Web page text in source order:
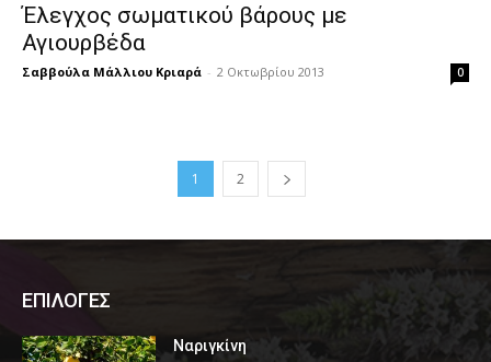
Έλεγχος σωματικού βάρους με
Αγιουρβέδα
Σαββούλα Μάλλιου Κριαρά - 2 Οκτωβρίου 2013 0
1 2
ΕΠΙΛΟΓΕΣ
Ναριγκίνη